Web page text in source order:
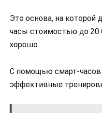
Это основа, на
часы стоимостью до 20
хорошо.
С помощью смарт-часов
эффективные